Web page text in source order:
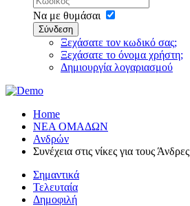
Να με θυμάσαι
Σύνδεση
Ξεχάσατε τον κωδικό σας;
Ξεχάσατε το όνομα χρήστη;
Δημιουργία λογαριασμού
Home
ΝΕΑ ΟΜΑΔΩΝ
Ανδρών
Συνέχεια στις νίκες για τους Άνδρες
Σημαντικά
Τελευταία
Δημοφιλή